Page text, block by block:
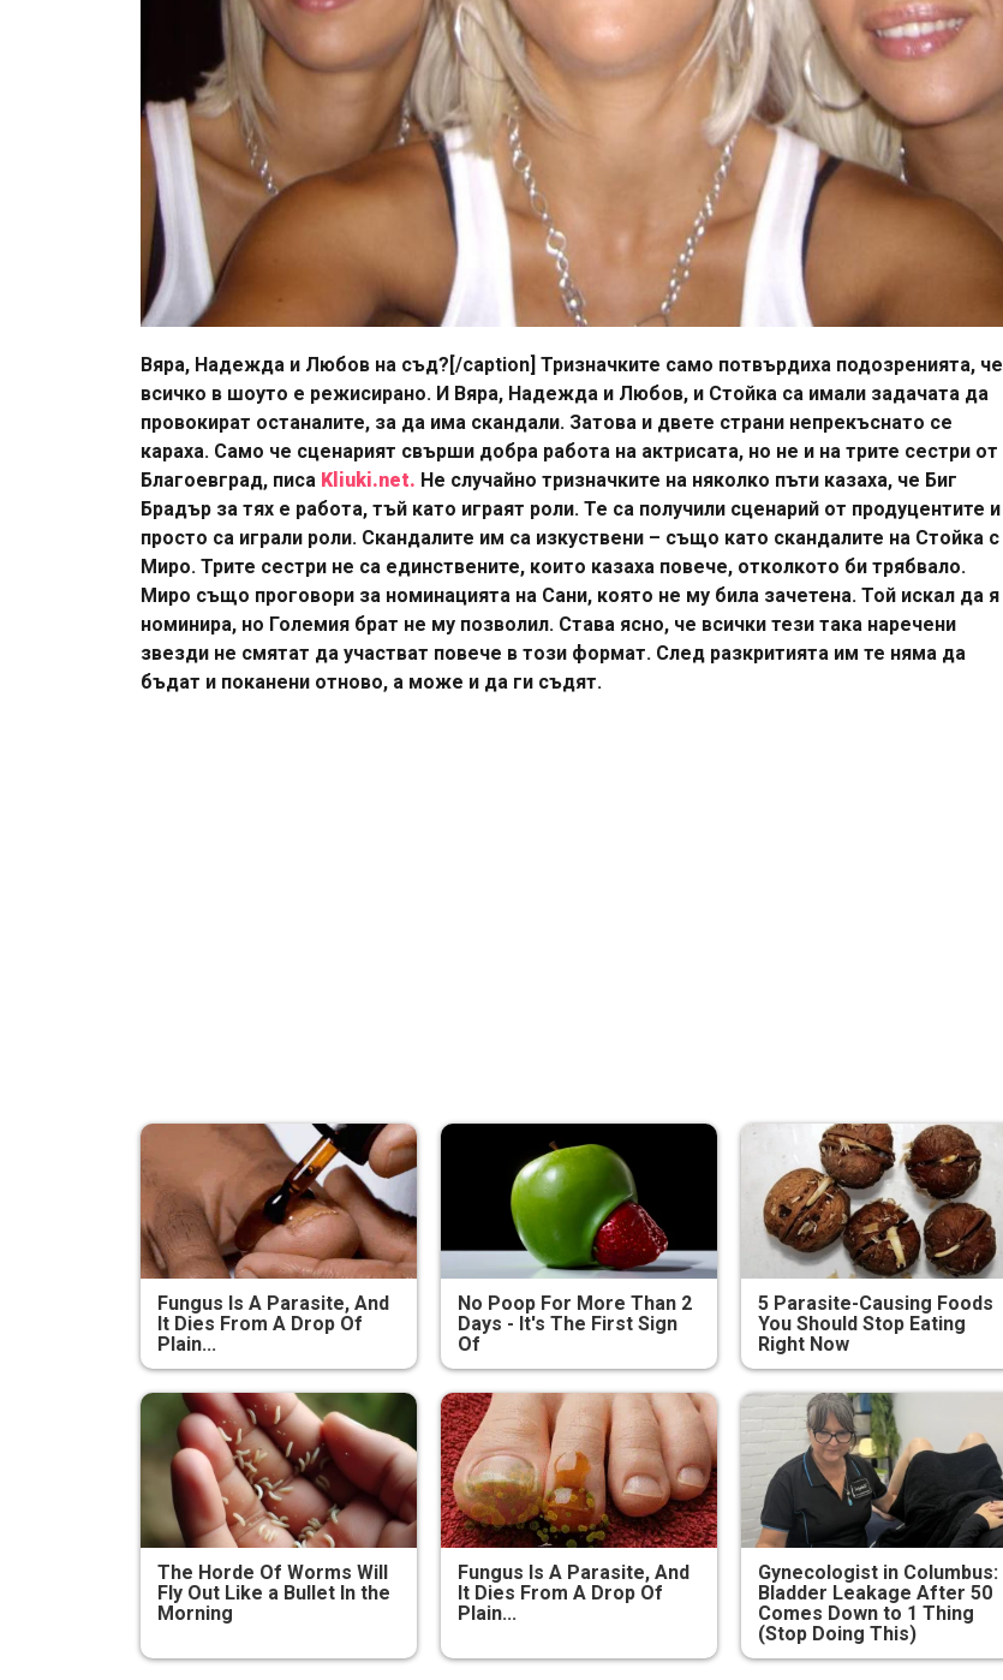
Вяра, Надежда и Любов на съд?[/caption] Тризначките само потвърдиха подозренията, че
всичко в шоуто е режисирано. И Вяра, Надежда и Любов, и Стойка са имали задачата да
провокират останалите, за да има скандали. Затова и двете страни непрекъснато се
караха. Само че сценарият свърши добра работа на актрисата, но не и на трите сестри от
Благоевград, писа Kliuki.net. Не случайно тризначките на няколко пъти казаха, че Биг
Брадър за тях е работа, тъй като играят роли. Те са получили сценарий от продуцентите и
просто са играли роли. Скандалите им са изкуствени – също като скандалите на Стойка с
Миро. Трите сестри не са единствените, които казаха повече, отколкото би трябвало.
Миро също проговори за номинацията на Сани, която не му била зачетена. Той искал да я
номинира, но Големия брат не му позволил. Става ясно, че всички тези така наречени
звезди не смятат да участват повече в този формат. След разкритията им те няма да
бъдат и поканени отново, а може и да ги съдят.
Fungus Is A Parasite, And
It Dies From A Drop Of
Plain...
No Poop For More Than 2
Days - It's The First Sign
Of
5 Parasite-Causing Foods
You Should Stop Eating
Right Now
The Horde Of Worms Will
Fly Out Like a Bullet In the
Morning
Fungus Is A Parasite, And
It Dies From A Drop Of
Plain...
Gynecologist in Columbus:
Bladder Leakage After 50
Comes Down to 1 Thing
(Stop Doing This)
РИАЛИТИ